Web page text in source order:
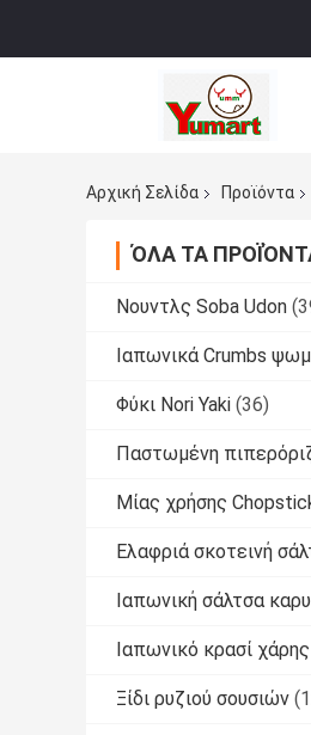
Αρχική Σελίδα
Προϊόντα
ΌΛΑ ΤΑ
Νουντλς Soba Udon
Ιαπωνικά Crumbs
Φύκι Nori Yaki (36)
Παστωμένη
Μίας χρήσης
Ελαφριά σκοτεινή
Ιαπωνική σάλτσα
Ιαπωνικό κρασί χάρης
Ξίδι ρυζιού σουσιών